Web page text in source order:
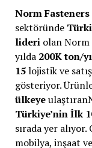
Norm Fasteners
sektöründe
lideriolan Norm
yılda 200K ton/
15lojistik ve
gösteriyor.
ülkeye
Türkiye’nin İlk
sırada yer
mobilya, inşaat